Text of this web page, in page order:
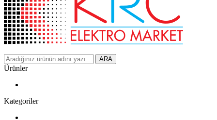
ARA
Ürünler
Kategoriler